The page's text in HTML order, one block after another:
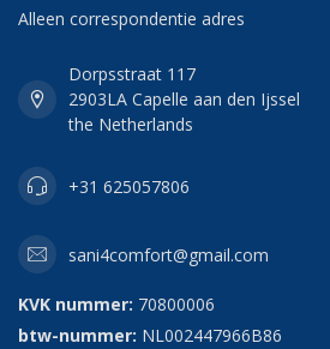
Alleen correspondentie adres
Dorpsstraat 117
2903LA Capelle aan den Ijssel
the Netherlands
+31 625057806
sani4comfort@gmail.com
KVK nummer: 70800006
btw-nummer: NL002447966B86